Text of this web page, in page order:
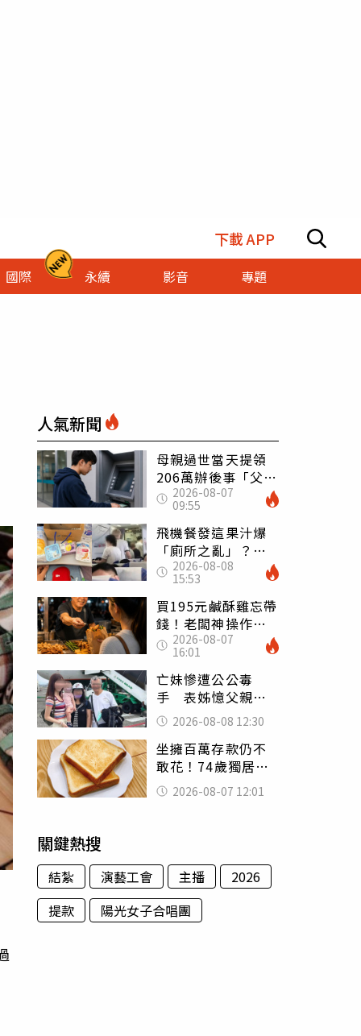
下載 APP
國際 永續 影音
專題
人氣新聞
母親過世當天提領
206萬辦後事「父子
遭判刑」 律師：
搶錢先下手是罪
2026-08-07
09:55
飛機餐發這果汁爆
「廁所之亂」？乘
客崩潰：差點丟大
臉 醫揭3類人別亂
喝
2026-08-08
15:53
買195元鹹酥雞忘帶
錢！老闆神操作
「倒找5元」 全網
看哭：這就是台灣
2026-08-07
16:01
亡妹慘遭公公毒
手 表姊憶父親節
前夕：小舅舅仍到
殯儀館陪她說話
2026-08-08 12:30
坐擁百萬存款仍不
敢花！74歲獨居翁
「1餐只吃1片吐
司」 半年後暴瘦
2026-08-07 12:01
關鍵熱搜
結紮 演藝工會 主播
2026
提款
陽光女子合唱團